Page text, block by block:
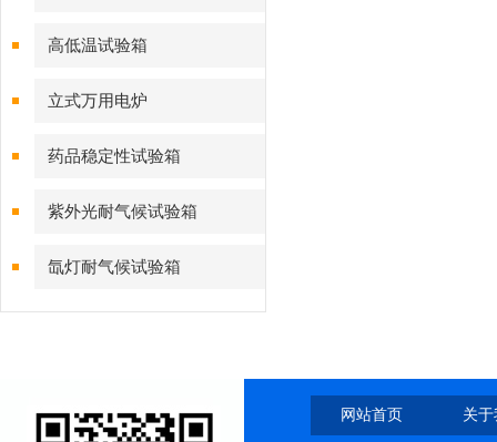
高低温试验箱
立式万用电炉
药品稳定性试验箱
紫外光耐气候试验箱
氙灯耐气候试验箱
网站首页 关